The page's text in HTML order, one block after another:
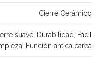
Cierre Cerámico
suave Durabilidad
Fácil
Función anticalcárea